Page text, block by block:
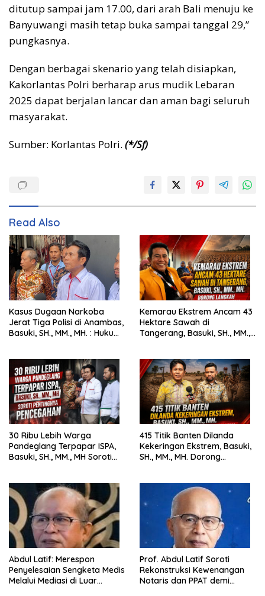
ditutup sampai jam 17.00, dari arah Bali menuju ke
Banyuwangi masih tetap buka sampai tanggal 29,”
pungkasnya.
Dengan berbagai skenario yang telah disiapkan,
Kakorlantas Polri berharap arus mudik Lebaran
2025 dapat berjalan lancar dan aman bagi seluruh
masyarakat.
Sumber: Korlantas Polri. (*/Sf)
Read Also
Kasus Dugaan Narkoba
Jerat Tiga Polisi di Anambas,
Basuki, SH., MM., MH. : Hukum
Kemarau Ekstrem Ancam 43
Hektare Sawah di
Tangerang, Basuki, SH., MM.,
30 Ribu Lebih Warga
Pandeglang Terpapar ISPA,
Basuki, SH., MM., MH Soroti
415 Titik Banten Dilanda
Kekeringan Ekstrem, Basuki,
SH., MM., MH. Dorong
Abdul Latif: Merespon
Penyelesaian Sengketa Medis
Melalui Mediasi di Luar
Prof. Abdul Latif Soroti
Rekonstruksi Kewenangan
Notaris dan PPAT demi